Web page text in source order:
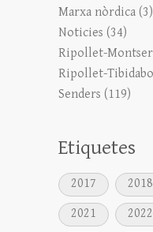
Marxa nòrdica (3)
Noticies (34)
Ripollet-
Ripollet-Tibidabo
Senders (119)
Etiquetes
2017 2018
2021
2022